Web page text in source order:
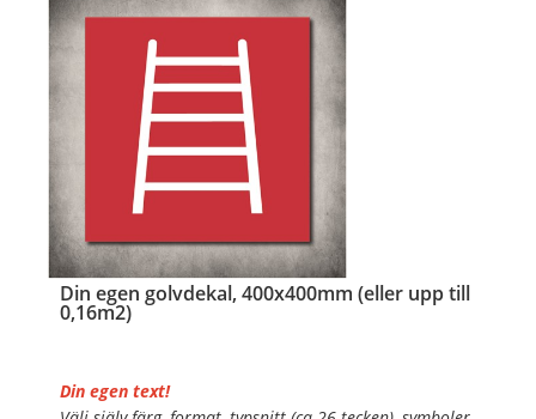
Din egen golvdekal, 400x400mm (eller upp till
0,16m2)
Din egen text!